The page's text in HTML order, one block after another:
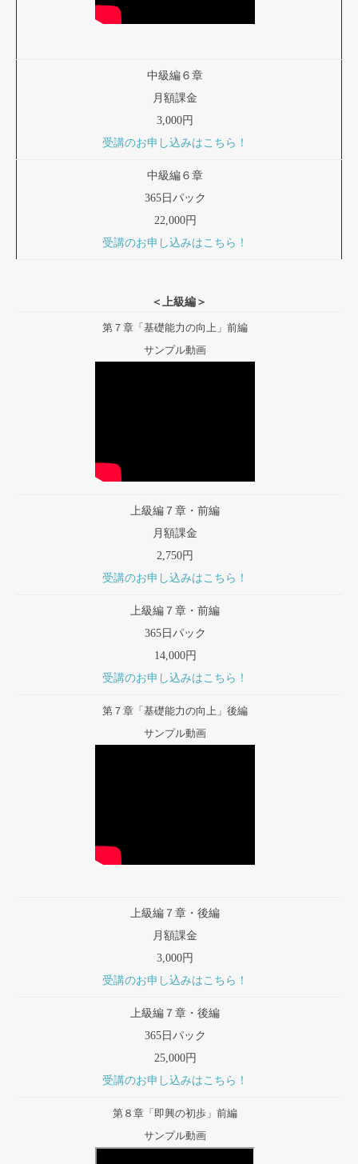
中級編６章
月額課金
3,000円
受講のお申し込みはこちら！
中級編６章
365日パック
22,000円
受講のお申し込みはこちら！
＜上級編＞
第７章「基礎能力の向上」前編
サンプル動画
上級編７章・前編
月額課金
2,750円
受講のお申し込みはこちら！
上級編７章・前編
365日パック
14,000円
受講のお申し込みはこちら！
第７章「基礎能力の向上」後編
サンプル動画
上級編７章・後編
月額課金
3,000円
受講のお申し込みはこちら！
上級編７章・後編
365日パック
25,000円
受講のお申し込みはこちら！
第８章「即興の初歩」前編
サンプル動画